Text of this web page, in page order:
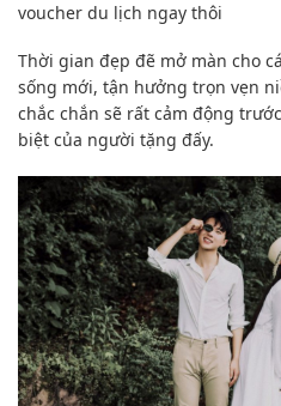
voucher du lịch ngay thôi
Thời gian đẹp đẽ mở màn cho
sống mới, tận hưởng trọn vẹn
chắc chắn sẽ rất cảm động
biệt của người tặng đấy.